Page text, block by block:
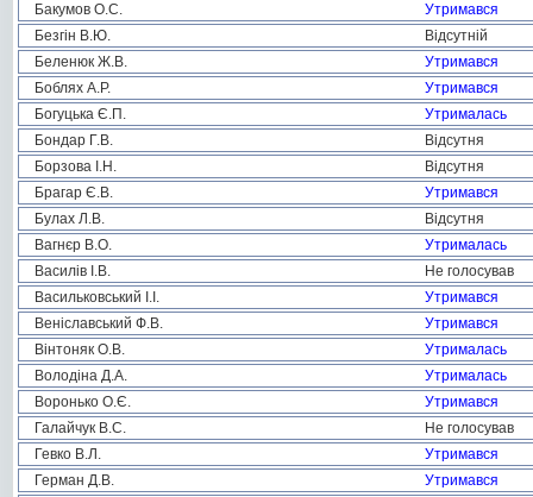
Бакумов О.С.
Утримався
Безгін В.Ю.
Відсутній
Беленюк Ж.В.
Утримався
Боблях А.Р.
Утримався
Богуцька Є.П.
Утрималась
Бондар Г.В.
Відсутня
Борзова І.Н.
Відсутня
Брагар Є.В.
Утримався
Булах Л.В.
Відсутня
Вагнєр В.О.
Утрималась
Василів І.В.
Не голосував
Васильковський І.І.
Утримався
Веніславський Ф.В.
Утримався
Вінтоняк О.В.
Утрималась
Володіна Д.А.
Утрималась
Воронько О.Є.
Утримався
Галайчук В.С.
Не голосував
Гевко В.Л.
Утримався
Герман Д.В.
Утримався